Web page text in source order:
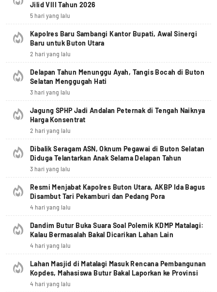
Jilid VIII Tahun 2026
5 hari yang lalu
Kapolres Baru Sambangi Kantor Bupati, Awal Sinergi
Baru untuk Buton Utara
2 hari yang lalu
Delapan Tahun Menunggu Ayah, Tangis Bocah di Buton
Selatan Menggugah Hati
3 hari yang lalu
Jagung SPHP Jadi Andalan Peternak di Tengah Naiknya
Harga Konsentrat
2 hari yang lalu
Dibalik Seragam ASN, Oknum Pegawai di Buton Selatan
Diduga Telantarkan Anak Selama Delapan Tahun
3 hari yang lalu
Resmi Menjabat Kapolres Buton Utara, AKBP Ida Bagus
Disambut Tari Pekamburi dan Pedang Pora
4 hari yang lalu
Dandim Butur Buka Suara Soal Polemik KDMP Matalagi:
Kalau Bermasalah Bakal Dicarikan Lahan Lain
4 hari yang lalu
Lahan Masjid di Matalagi Masuk Rencana Pembangunan
Kopdes, Mahasiswa Butur Bakal Laporkan ke Provinsi
4 hari yang lalu